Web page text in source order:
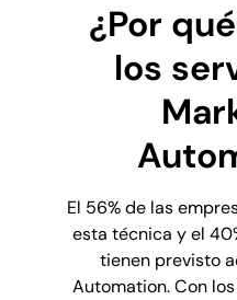
¿Por
los
El 56% de las
esta técnica y el
tienen previsto
Automation. Con